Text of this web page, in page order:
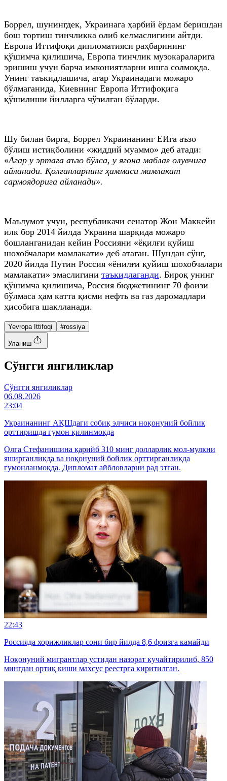
Боррел, шунингдек, Украинага ҳарбий ёрдам беришдан
бош тортиш тинчликка олиб келмаслигини айтди.
Европа Иттифоқи дипломатияси раҳбарининг
қўшимча қилишича, Европа тинчлик музокараларига
эришиш учун барча имкониятларни ишга солмоқда.
Унинг таъкидлашича, агар Украинадаги можаро
бўлмаганида, Киевнинг Европа Иттифоқига
қўшилиши йилларга чўзилган бўларди.
Шу билан бирга, Боррел Украинанинг ЕИга аъзо
бўлиш истиқболини «жиддий муаммо» деб атади:
«Агар у эртага аъзо бўлса, у ягона маблағ олувчига
айланади. Қолганларнинг ҳаммаси мамлакат
сармоядорига айланади».
Маълумот учун, республикачи сенатор Жон Маккейн
илк бор 2014 йилда Украина шарқида можаро
бошланганидан кейин Россияни «ёқилғи қуйиш
шохобчалари мамлакати» деб атаган. Шундан сўнг,
2020 йилда Путин Россия «ёнилғи қуйиш шохобчалари
мамлакати» эмаслигини таъкидлаганди. Бироқ унинг
қўшимча қилишича, Россия бюджетининг 70 фоизи
бўлмаса ҳам катта қисми нефть ва газ даромадлари
ҳисобига шаклланади.
Yevropa Ittifoqi #rossiya
Уланиш
Cўнгги янгиликлар
Cўнгги янгиликлар
06.08.2026
23:04
Украинанинг АҚШдаги собиқ элчиси ноқонуний бойлик
орттиришда гумон қилинмоқда
Олга Стефанишина қарийб 310 минг долларлик мол-мулкни
яширганликда ва ноқонуний бойлик орттирганликда
гумонланмоқда. Дипломат айбловларни рад этган.
22:43
Россияда хорижликлар сони бир йилда 8,6 фоизга камайди
Ноқонуний мигрантлар устидан назорат кучайтирилиб, 850
мингдан ортиқ киши махсус реестрга киритилган.